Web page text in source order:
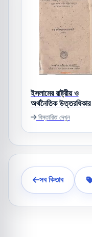
ইসলামের রাষ্ট্রীয় ও
অর্থনৈতিক উত্তরধিকার
বিস্তারিত দেখুন
সব কিতাব